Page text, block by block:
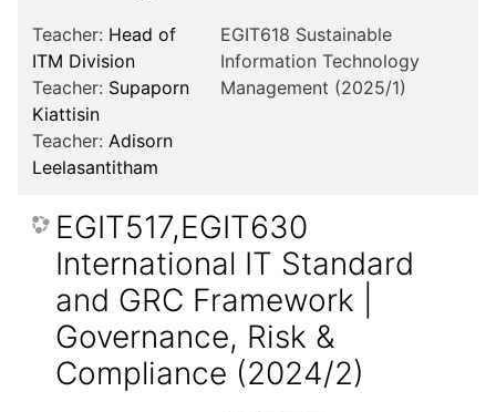
EGIT618 Sustainable
Information Technology
Management (2025/1)
Teacher: Head of
ITM Division
Teacher: Supaporn
Kiattisin
Teacher: Adisorn
Leelasantitham
EGIT517,EGIT630
International IT Standard
and GRC Framework |
Governance, Risk &
Compliance (2024/2)